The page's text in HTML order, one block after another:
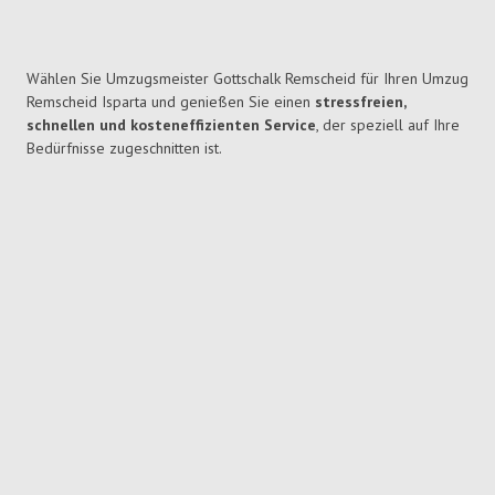
Wählen Sie Umzugsmeister Gottschalk Remscheid für Ihren Umzug
Remscheid Isparta und genießen Sie einen stressfreien,
schnellen und kosteneffizienten Service, der speziell auf Ihre
Bedürfnisse zugeschnitten ist.